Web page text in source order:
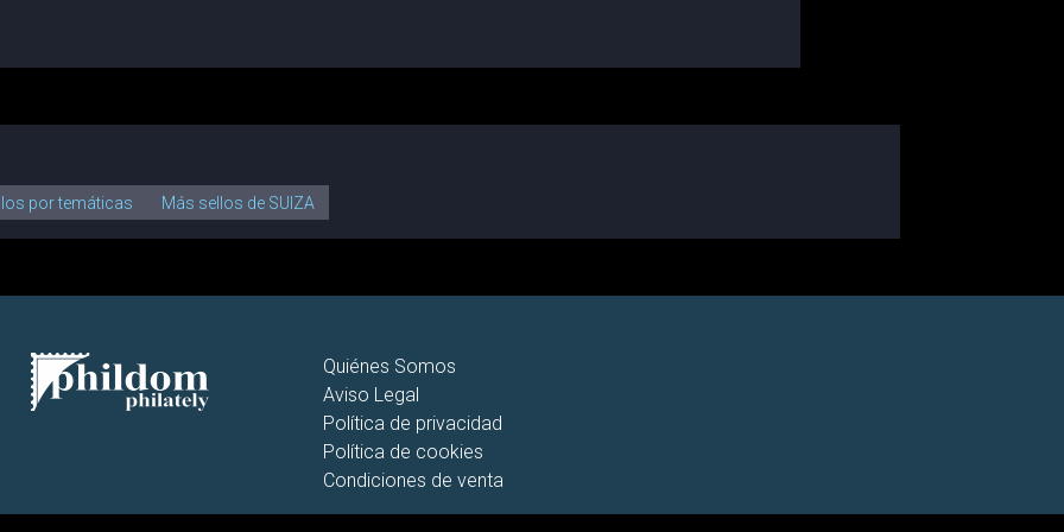
por temáticas Más sellos de SUIZA
Quiénes Somos
Aviso Legal
Política de privacidad
Política de cookies
Condiciones de venta